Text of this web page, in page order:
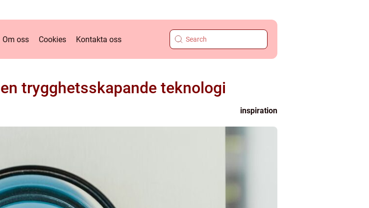
Om oss Cookies Kontakta oss
trygghetsskapande teknologi
inspiration